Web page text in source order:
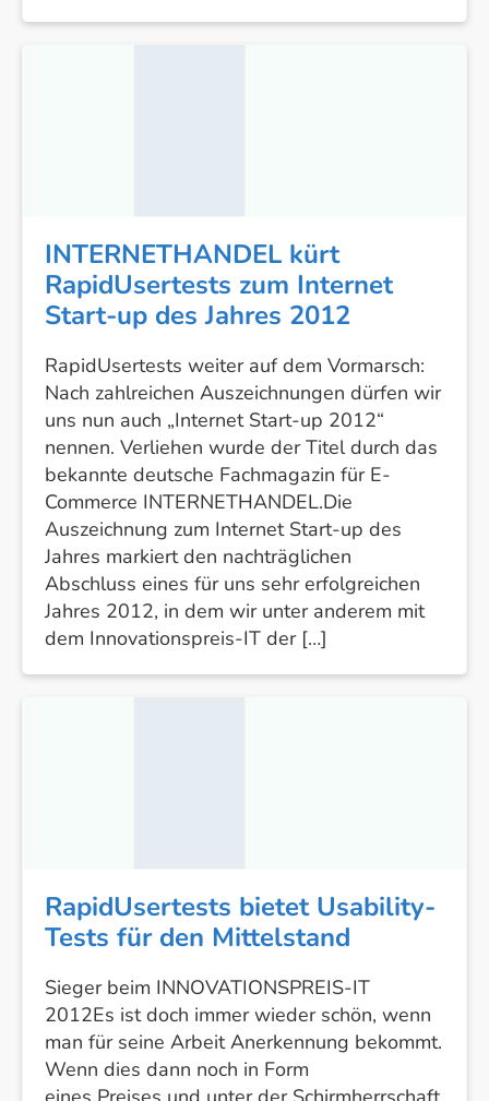
des
Jahres
2012
INTERNETHANDEL kürt
RapidUsertests zum Internet
Start-up des Jahres 2012
RapidUsertests weiter auf dem Vormarsch:
Nach zahlreichen Auszeichnungen dürfen wir
uns nun auch „Internet Start-up 2012“
nennen. Verliehen wurde der Titel durch das
bekannte deutsche Fachmagazin für E-
Commerce INTERNETHANDEL.Die
Auszeichnung zum Internet Start-up des
Jahres markiert den nachträglichen
Abschluss eines für uns sehr erfolgreichen
Jahres 2012, in dem wir unter anderem mit
dem Innovationspreis-IT der […]
RapidUsertests bietet Usability-
Tests für den Mittelstand
Sieger beim INNOVATIONSPREIS-IT
2012Es ist doch immer wieder schön, wenn
man für seine Arbeit Anerkennung bekommt.
Wenn dies dann noch in Form